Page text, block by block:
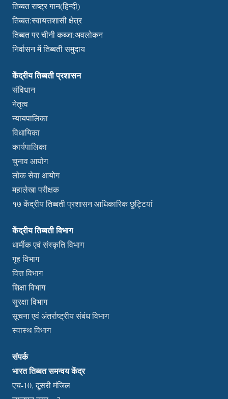
तिब्बत राष्ट्र गान(हिन्दी)
तिब्बत:स्वायत्तशासी क्षेत्र
तिब्बत पर चीनी कब्जा:अवलोकन
निर्वासन में तिब्बती समुदाय
केंद्रीय तिब्बती प्रशासन
संविधान
नेतृत्व
न्यायपालिका
विधायिका
कार्यपालिका
चुनाव आयोग
लोक सेवा आयोग
महालेखा परीक्षक
१७ केंद्रीय तिब्बती प्रशासन आधिकारिक छुट्टियां
केंद्रीय तिब्बती विभाग
धार्मीक एवं संस्कृति विभाग
गृह विभाग
वित्त विभाग
शिक्षा विभाग
सुरक्षा विभाग
सूचना एवं अंतर्राष्ट्रीय संबंध विभाग
स्वास्थ विभाग
संपर्क
भारत तिब्बत समन्वय केंद्र
एच-10, दूसरी मंजिल